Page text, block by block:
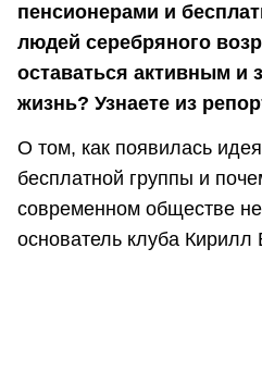
пенсионерами и
людей серебряного
оставаться активным
жизнь? Узнаете из
О том, как появилась
бесплатной группы и
современном обществе
основатель клуба Кирилл